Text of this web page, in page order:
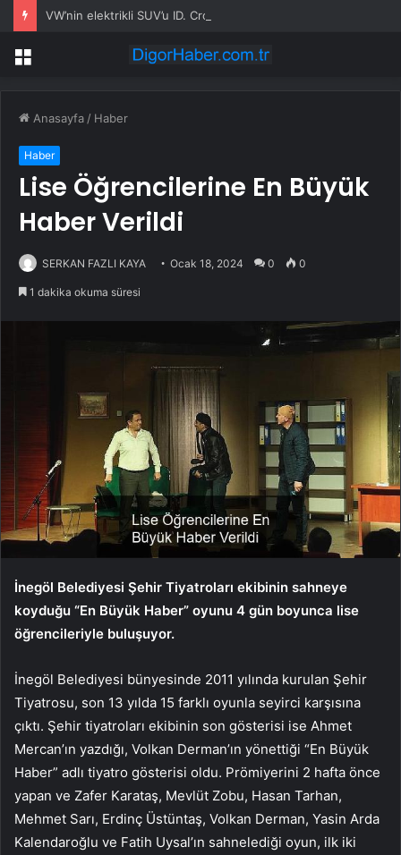
VW’nin elektrikli SUV’u ID. Cross siparişe açıldı
Menü
Anasayfa / Haber
Haber
Lise Öğrencilerine En Büyük
Haber Verildi
SERKAN FAZLI KAYA Ocak 18, 2024 0 0
1 dakika okuma süresi
İnegöl Belediyesi Şehir Tiyatroları ekibinin sahneye
koyduğu “En Büyük Haber” oyunu 4 gün boyunca lise
öğrencileriyle buluşuyor.
İnegöl Belediyesi bünyesinde 2011 yılında kurulan Şehir
Tiyatrosu, son 13 yılda 15 farklı oyunla seyirci karşısına
çıktı. Şehir tiyatroları ekibinin son gösterisi ise Ahmet
Mercan’ın yazdığı, Volkan Derman’ın yönettiği “En Büyük
Haber” adlı tiyatro gösterisi oldu. Prömiyerini 2 hafta önce
yapan ve Zafer Karataş, Mevlüt Zobu, Hasan Tarhan,
Mehmet Sarı, Erdinç Üstüntaş, Volkan Derman, Yasin Arda
Kalendaroğlu ve Fatih Uysal’ın sahnelediği oyun, ilk iki